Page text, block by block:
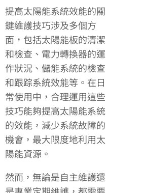
提高太陽能系統效能的關
鍵維護技巧涉及多個方
面，包括太陽能板的清潔
和檢查、電力轉換器的運
作狀況、儲能系統的檢查
和跟踪系統效能等。在日
常使用中，合理運用這些
技巧能夠提高太陽能系統
的效能，減少系統故障的
機會，最大限度地利用太
陽能資源。
然而，無論是自主維護還